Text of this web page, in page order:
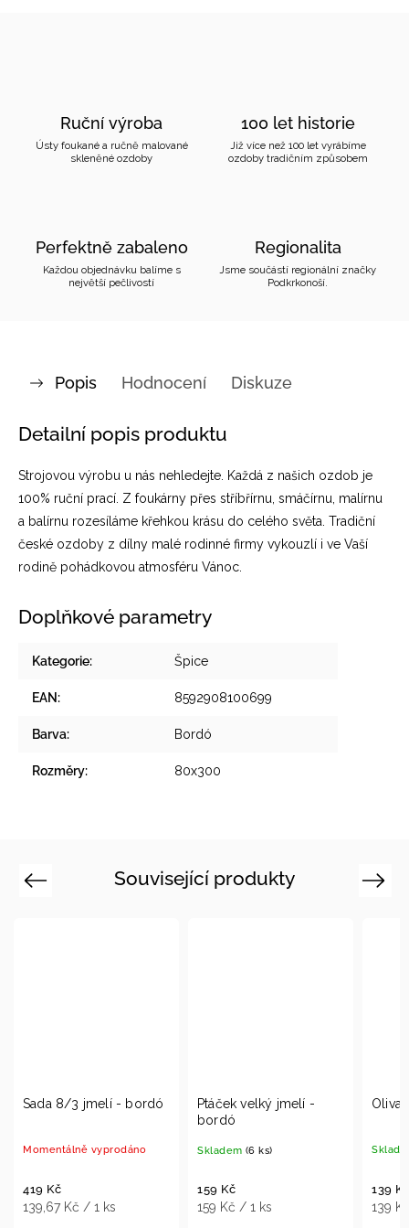
Ruční výroba
Ústy foukané a ručně malované
skleněné ozdoby
100 let historie
Již více než 100 let vyrábíme
ozdoby tradičním způsobem
Perfektně zabaleno
Každou objednávku balíme s
největší pečlivostí
Regionalita
Jsme součástí regionální značky
Podkrkonoší.
Popis Hodnocení Diskuze
Detailní popis produktu
Strojovou výrobu u nás nehledejte. Každá z našich ozdob je
100% ruční prací. Z foukárny přes stříbřírnu, smáčírnu, malírnu
a balírnu rozesíláme křehkou krásu do celého světa. Tradiční
české ozdoby z dílny malé rodinné firmy vykouzlí i ve Vaší
rodině pohádkovou atmosféru Vánoc.
Doplňkové parametry
Kategorie: Špice
EAN : 8592908100699
Barva: Bordó
Rozměry: 80x300
Související produkty
Previous
- bordó
Ptáček velký jmelí -
Skladem (6 ks)
159 Kč / 1 ks
Oliva jmelí - bordó
Skladem
Next